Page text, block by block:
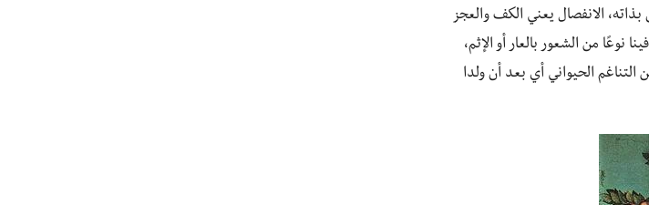
بذاته، الانفصال يعني الكف والعجز
نوعًا من الشعور بالعار أو الإثم،
الحيواني أي بعد أن ولدا